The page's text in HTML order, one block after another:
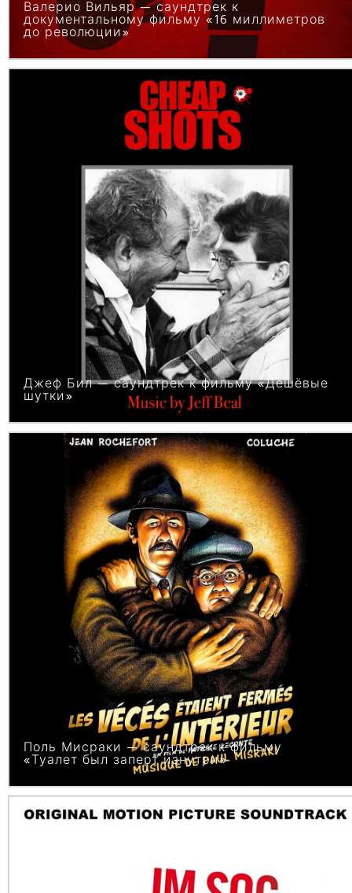
Валерио Вильяр — саундтрек к
документальному фильму «16 миллиметров
до революции»
Джеф Бил — саундтрек к фильму «Дешёвые
шутки»
Поль Мисраки — саундтрек к фильму
«Туалет был заперт изнутри»